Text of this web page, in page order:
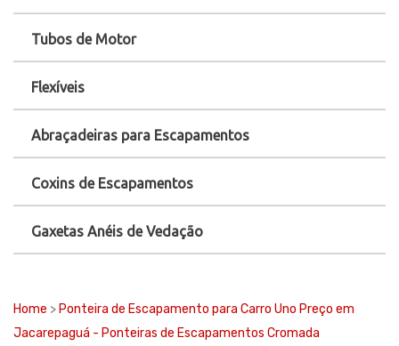
Tubos de Motor
Flexíveis
Abraçadeiras para Escapamentos
Coxins de Escapamentos
Gaxetas Anéis de Vedação
Home > Ponteira de Escapamento para Carro Uno Preço em
Jacarepaguá - Ponteiras de Escapamentos Cromada